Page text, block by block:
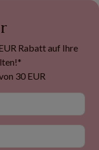
Rabatt auf Ihre
30 EUR